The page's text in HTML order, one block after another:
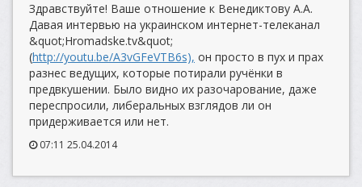
Здравствуйте! Ваше отношение к Венедиктову А.А.
Давая интервью на украинском интернет-телеканал
&quot;Hromadske.tv&quot;
(http://youtu.be/A3vGFeVTB6s), он просто в пух и прах
разнес ведущих, которые потирали ручёнки в
предвкушении. Было видно их разочарование, даже
переспросили, либеральных взглядов ли он
придерживается или нет.
07:11 25.04.2014